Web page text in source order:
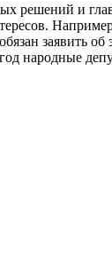
решений и
заявить
народные